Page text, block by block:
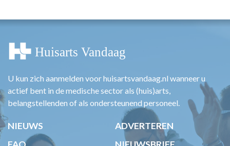
U kun zich aanmelden voor huisartsvandaag.nl wanneer u
actief bent in de medische sector als (huis)arts,
belangstellenden of als ondersteunend personeel.
NIEUWS
ADVERTEREN